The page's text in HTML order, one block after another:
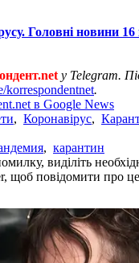
Головні новини 16
у Telegram.
korrespondentnet.
в Google News
, Коронавірус,
, карантин
виділіть
щоб повідомити про